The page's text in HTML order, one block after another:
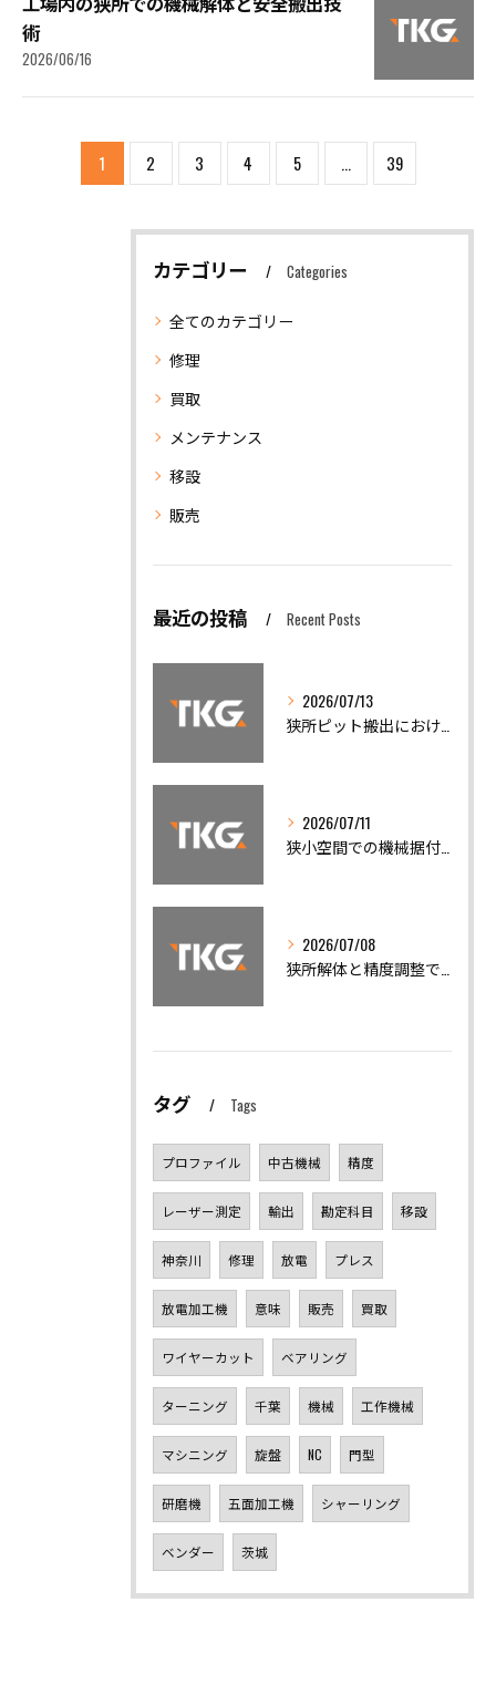
術
2026/06/16
1 2 3 4 5 ... 39
カテゴリー Categories
全てのカテゴリー
修理
買取
メンテナンス
移設
販売
最近の投稿 Recent Posts
2026/07/13
2026/07/11
2026/07/08
タグ Tags
プロファイル 中古機械 精度
レーザー測定 輸出 勘定科目 移設
神奈川 修理 放電 プレス
放電加工機 意味 販売 買取
ワイヤーカット ベアリング
ターニング 千葉 機械 工作機械
マシニング 旋盤 NC 門型
研磨機 五面加工機 シャーリング
ベンダー 茨城